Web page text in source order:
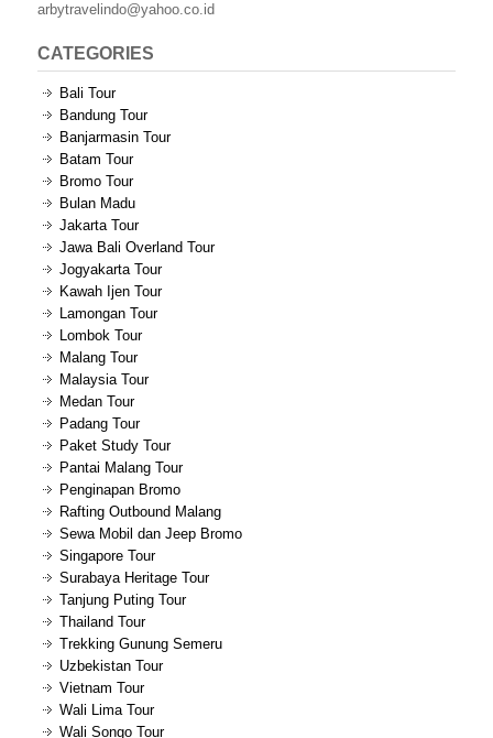
arbytravelindo@yahoo.co.id
CATEGORIES
Bali Tour
Bandung Tour
Banjarmasin Tour
Batam Tour
Bromo Tour
Bulan Madu
Jakarta Tour
Jawa Bali Overland Tour
Jogyakarta Tour
Kawah Ijen Tour
Lamongan Tour
Lombok Tour
Malang Tour
Malaysia Tour
Medan Tour
Padang Tour
Paket Study Tour
Pantai Malang Tour
Penginapan Bromo
Rafting Outbound Malang
Sewa Mobil dan Jeep Bromo
Singapore Tour
Surabaya Heritage Tour
Tanjung Puting Tour
Thailand Tour
Trekking Gunung Semeru
Uzbekistan Tour
Vietnam Tour
Wali Lima Tour
Wali Songo Tour